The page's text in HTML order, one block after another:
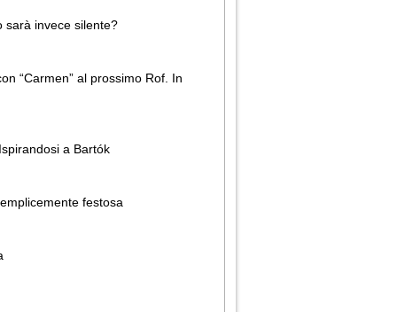
sarà invece silente?
“Carmen” al prossimo Rof. In
a Bartók
festosa